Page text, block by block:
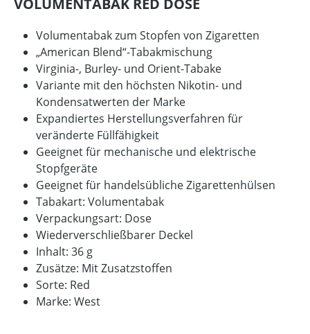
Volumentabak zum Stopfen von Zigaretten
„American Blend“-Tabakmischung
Virginia-, Burley- und Orient-Tabake
Variante mit den höchsten Nikotin- und
Kondensatwerten der Marke
Expandiertes Herstellungsverfahren für
veränderte Füllfähigkeit
Geeignet für mechanische und elektrische
Stopfgeräte
Geeignet für handelsübliche Zigarettenhülsen
Tabakart: Volumentabak
Verpackungsart: Dose
Wiederverschließbarer Deckel
Inhalt: 36 g
Zusätze: Mit Zusatzstoffen
Sorte: Red
Marke: West